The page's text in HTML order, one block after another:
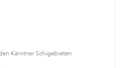
Kärntner Schigebieten